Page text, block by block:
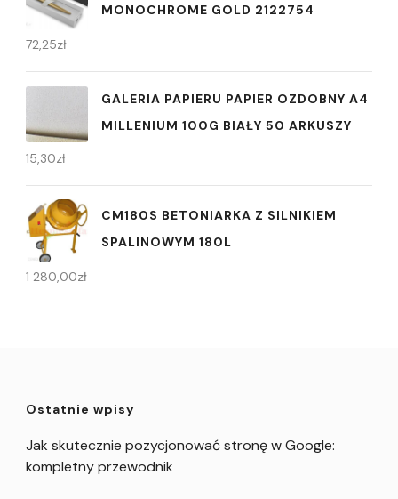
MONOCHROME GOLD 2122754
72,25zł
GALERIA PAPIERU PAPIER OZDOBNY A4
MILLENIUM 100G BIAŁY 50 ARKUSZY
15,30zł
CM180S BETONIARKA Z SILNIKIEM
SPALINOWYM 180L
1 280,00zł
Ostatnie wpisy
Jak skutecznie pozycjonować stronę w Google:
kompletny przewodnik